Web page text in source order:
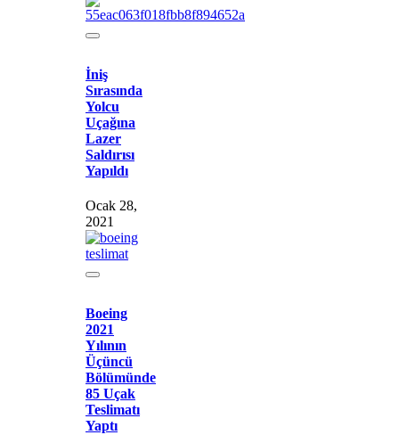
İniş
Sırasında
Yolcu
Uçağına
Lazer
Saldırısı
Yapıldı
Ocak 28,
2021
Boeing
2021
Yılının
Üçüncü
Bölümünde
85 Uçak
Teslimatı
Yaptı